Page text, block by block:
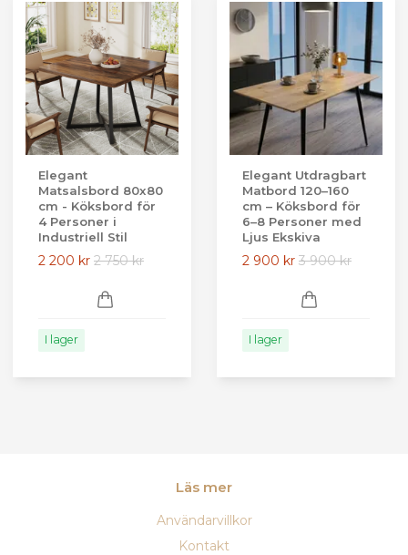
Elegant
Matsalsbord 80x80
cm - Köksbord för
4 Personer i
Industriell Stil
2 200 kr 2 750 kr
I lager
Elegant Utdragbart
Matbord 120–160
cm – Köksbord för
6–8 Personer med
Ljus Ekskiva
2 900 kr 3 900 kr
I lager
Läs mer
Användarvillkor
Kontakt